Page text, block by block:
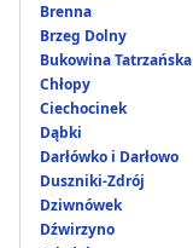
Brenna
Brzeg Dolny
Bukowina Tatrzańska
Chłopy
Ciechocinek
Dąbki
Darłówko i Darłowo
Duszniki-Zdrój
Dziwnówek
Dźwirzyno